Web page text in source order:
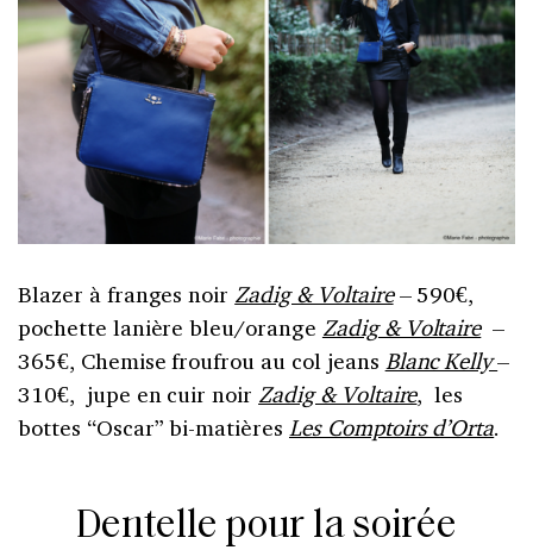
Blazer à franges noir Zadig & Voltaire– 590€,
pochette lanière bleu/orange Zadig & Voltaire–
365€, Chemise froufrou au col jeans Blanc Kelly–
310€, jupe en cuir noir Zadig & Voltaire, les
bottes “Oscar” bi-matières Les Comptoirs d’Orta.
Dentelle pour la soirée